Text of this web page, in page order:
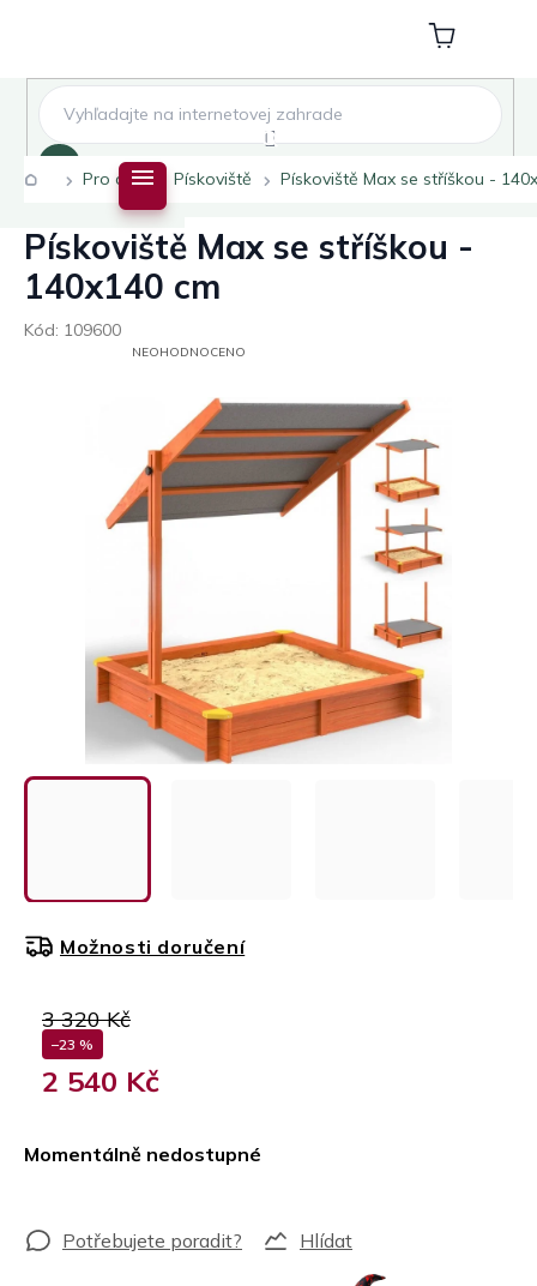
Nákupní
košík
DomůPro děti Pískoviště Pískoviště Max se stříškou -
Pískoviště Max se stříškou -
140x140 cm
Kód: 109600
PRŮMĚRNÉ
HVĚZDIČEK.
NEOHODNOCENO
3 320 Kč
–23 %
2 540 Kč
Momentálně nedostupné
Možnosti doručení
Hlídat